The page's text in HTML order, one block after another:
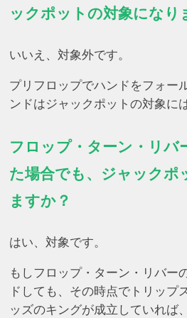
ックポットの対象になり
いいえ、対象外です。
プリフロップでハンドをフォー
ンドはジャックポットの対象に
フロップ・ターン・リバ
た場合でも、ジャックポ
ますか？
はい、対象です。
もしフロップ・ターン・リバー
ドしても、その時点でトリップ
ッズのキングが成立していれば